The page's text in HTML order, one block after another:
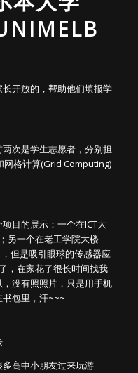
开放的，帮助他们填报学
次是学生志愿者，分别担
格计算(Grid Computing)
目的展示：一个在ICT大
另一个在老工学院大楼
但是吸引眼球的传感器应
，在家花了很长时间找我
没有照照片，只是用手机
包里，汗~~~
高中小朋友过来玩游